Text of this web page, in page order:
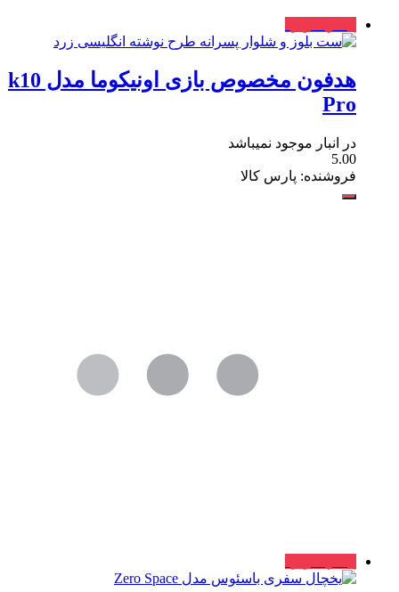
هدفون مخصوص بازی اونیکوما مدل k10
Pro
در انبار موجود نمیباشد
5.00
فروشنده: پارس کالا